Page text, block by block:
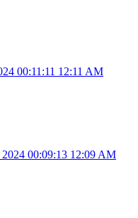
00:11:11 12:11 AM
00:09:13 12:09 AM